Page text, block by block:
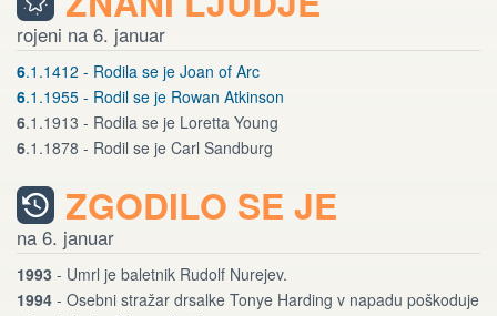
rojeni na 6. januar
6.1.1412 - Rodila se je Joan of Arc
6.1.1955 - Rodil se je Rowan Atkinson
6.1.1913 - Rodila se je Loretta Young
6.1.1878 - Rodil se je Carl Sandburg
ZGODILO SE JE
na 6. januar
1993 - Umrl je baletnik Rudolf Nurejev.
1994 - Osebni stražar drsalke Tonye Harding v napadu poškoduje